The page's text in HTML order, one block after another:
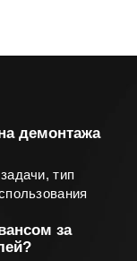
демонтажа
тип
за